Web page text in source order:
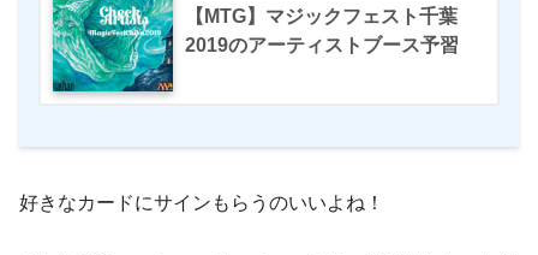
【MTG】マジックフェスト千葉
2019のアーティストブース予習
好きなカードにサインもらうのいいよね！